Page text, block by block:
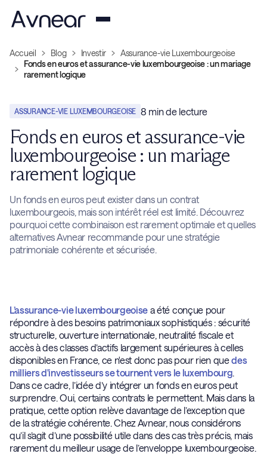
Accueil Blog Investir
Assurance-vie Luxembourgeoise
Fonds en euros et assurance-vie luxembourgeoise : un mariage
rarement logique
ASSURANCE-VIE LUXEMBOURGEOISE 8 min de lecture
Fonds en euros et assurance-vie
luxembourgeoise : un mariage
rarement logique
Un fonds en euros peut exister dans un contrat
luxembourgeois, mais son intérêt réel est limité. Découvrez
pourquoi cette combinaison est rarement optimale et quelles
alternatives Avnear recommande pour une stratégie
patrimoniale cohérente et sécurisée.
L’assurance-vie luxembourgeoise a été conçue pour
répondre à des besoins patrimoniaux sophistiqués : sécurité
structurelle, ouverture internationale, neutralité fiscale et
accès à des classes d’actifs largement supérieures à celles
disponibles en France, ce n'est donc pas pour rien quedes
milliers d'investisseurs se tournent vers le luxembourg.
Dans ce cadre, l’idée d’y intégrer un fonds en euros peut
surprendre. Oui, certains contrats le permettent. Mais dans la
pratique, cette option relève davantage de l’exception que
de la stratégie cohérente. Chez Avnear, nous considérons
qu’il s’agit d’une possibilité utile dans des cas très précis, mais
rarement du meilleur usage de l’enveloppe luxembourgeoise.